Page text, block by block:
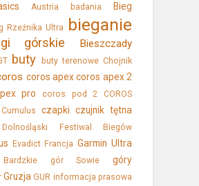
Austria badania
Bieg
Rzeźnika Ultra bieganie
górskie Bieszczady
buty buty terenowe Chojnik
coros apex coros apex 2
pro coros pod 2
COROS
Cumulus czapki czujnik tętna
Dolnośląski Festiwal Biegów
Evadict Francja Garmin Ultra
gór Sowie góry
Gruzja GUR informacja prasowa